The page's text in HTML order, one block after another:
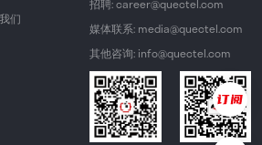
们
媒体联系: media@quectel.com
其他咨询: info@quectel.com